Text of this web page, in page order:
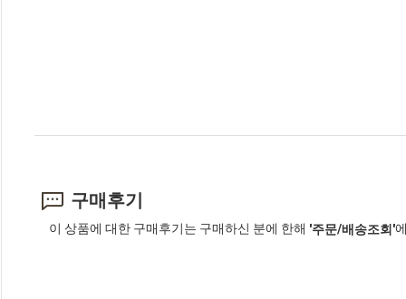
구매후기
이 상품에 대한 구매후기는 구매하신 분에 한해 '주문/배송조회'